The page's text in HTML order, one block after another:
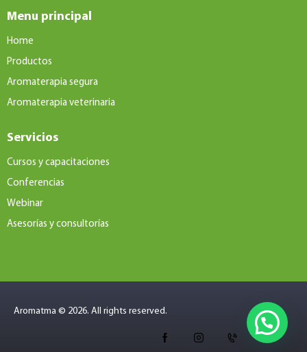
Menu principal
Home
Productos
Aromaterapia segura
Aromaterapia veterinaria
Servicios
Cursos y capacitaciones
Conferencias
Webinar
Asesorías y consultorías
Aromatma © 2026. All rights reserved.